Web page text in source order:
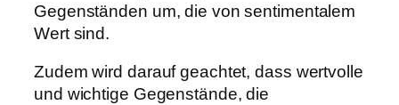
Gegenständen um, die von sentimentalem
Wert sind.
Zudem wird darauf geachtet, dass wertvolle
und wichtige Gegenstände, die